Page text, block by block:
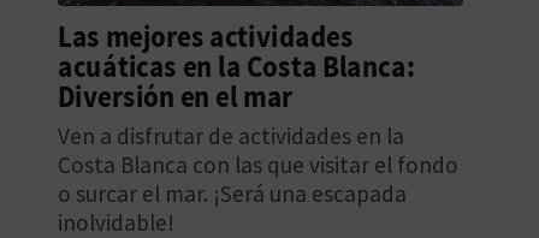
Jardines de la Comunitat
Valenciana, rodéate de
naturaleza
Los jardines tienen la capacidad de
relajarnos y atenúan los sonidos de la
ciudad rodeándonos de frescura. ¡Son
grandes lugares donde descansar